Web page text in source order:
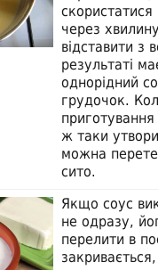
скористатися
через
відставити з
результаті
однорідний
грудочок.
ж таки
можна
сито.
Якщо соус
не одразу,
перелити в